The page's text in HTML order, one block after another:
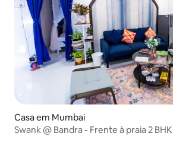
Casa em Mumbai
Swank @ Bandra - Frente à praia 2 BHK